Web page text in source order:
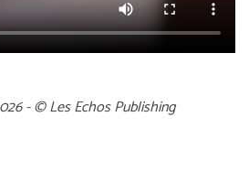
- © Les Echos Publishing